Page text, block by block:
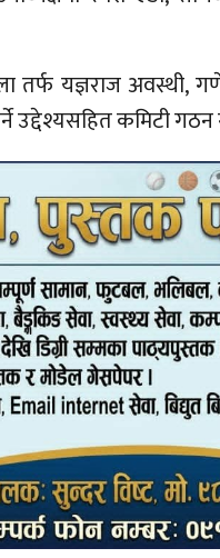
तर्फ यज्ञराज अवस्थी,
कमिटी गठन